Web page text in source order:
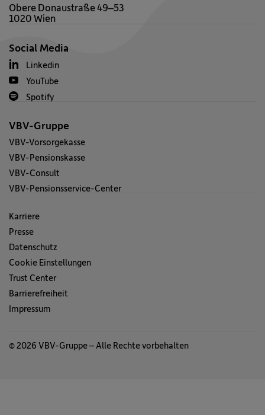
Obere Donaustraße 49–53
1020 Wien
Social Media
Linkedin
YouTube
Spotify
VBV-Gruppe
VBV-Vorsorgekasse
VBV-Pensionskasse
VBV-Consult
VBV-Pensionsservice-Center
Karriere
Presse
Datenschutz
Cookie Einstellungen
Trust Center
Barrierefreiheit
Impressum
© 2026 VBV-Gruppe – Alle Rechte vorbehalten